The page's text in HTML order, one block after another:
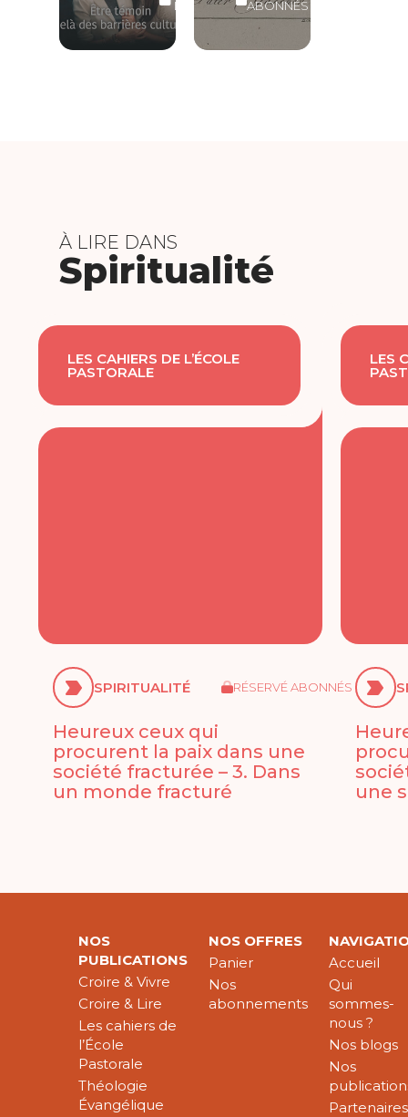
LIBRE
ABONNÉS
À LIRE DANS
Spiritualité
LES CAHIERS DE L’ÉCOLE
PASTORALE
SPIRITUALITÉ RÉSERVÉ ABONNÉS
Heureux ceux qui
procurent la paix dans une
société fracturée – 3. Dans
un monde fracturé
LES
une
NOS
PUBLICATIONS
Croire & Vivre
Croire & Lire
Les cahiers de
l’École
Pastorale
Théologie
Évangélique
NOS OFFRES
Panier
Nos
abonnements
Accueil
Qui
sommes-
nous ?
Nos blogs
Nos
Partenaires